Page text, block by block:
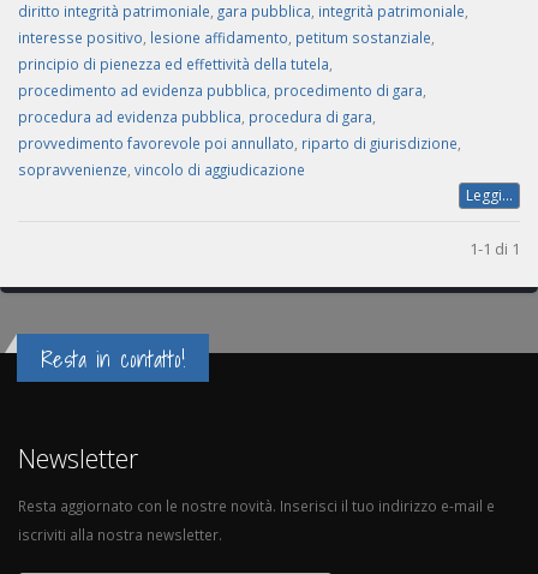
diritto integrità patrimoniale gara pubblica integrità patrimoniale
interesse positivo lesione affidamento petitum sostanziale
principio di pienezza ed effettività della tutela
procedimento ad evidenza pubblica procedimento di gara
procedura ad evidenza pubblica procedura di gara
provvedimento favorevole poi annullato riparto di giurisdizione
sopravvenienze vincolo di aggiudicazione
Leggi...
1-1 di 1
Resta in contatto!
Newsletter
Resta aggiornato con le nostre novità. Inserisci il tuo indirizzo e-mail e
iscriviti alla nostra newsletter.